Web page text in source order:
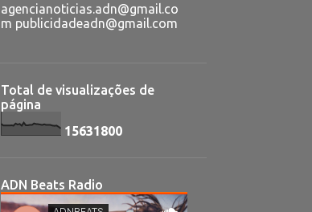
agencianoticias.adn@gmail.co
m publicidadeadn@gmail.com
Total de visualizações de
página
1 5631 800
ADN Beats Radio